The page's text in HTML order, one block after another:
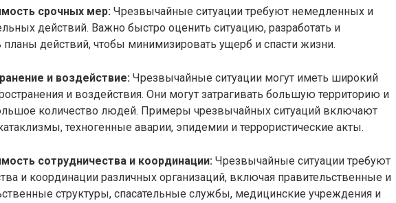
срочных мер: Чрезвычайные ситуации требуют немедленных и
действий. Важно быстро оценить ситуацию, разработать и
планы действий, чтобы минимизировать ущерб и спасти жизни.
и воздействие: Чрезвычайные ситуации могут иметь широкий
и воздействия. Они могут затрагивать большую территорию и
количество людей. Примеры чрезвычайных ситуаций включают
техногенные аварии, эпидемии и террористические акты.
сотрудничества и координации: Чрезвычайные ситуации требуют
и координации различных организаций, включая правительственные и
структуры, спасательные службы, медицинские учреждения и